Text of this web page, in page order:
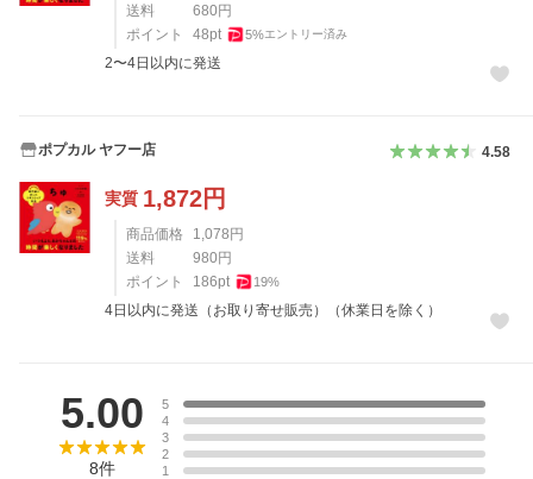
送料 680円
ポイント
48pt 5%エントリー済み
2〜4日以内に発送
ポプカル ヤフー店 4.58
実質 1,872円
商品価格 1,078円
送料
980円
ポイント
186pt 19%
4日以内に発送（お取り寄せ販売）（休業日を除く）
5.00
8件
5
4
3
2
1